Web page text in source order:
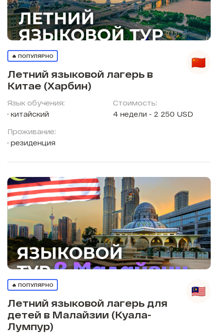
🔥 ПОПУЛЯРНО
Летний языковой лагерь в
Китае (Харбин)
Язык обучения:
китайский
Проживание:
резиденция
Стоимость:
4 недели - 2 250 USD
🔥 ПОПУЛЯРНО
Летний языковой лагерь для
детей в Малайзии (Куала-
Лумпур)